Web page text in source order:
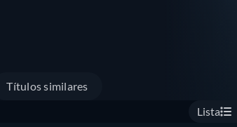
Títulos similares
Lista